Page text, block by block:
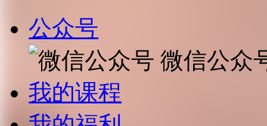
公众号
微信公众
我的课程